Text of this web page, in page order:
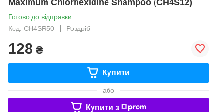
Maximum Chlorhexidine Shampoo (CH4S12)
Готово до відправки
Код: CH4SR50
Роздріб
128 ₴
Купити
або
Купити з